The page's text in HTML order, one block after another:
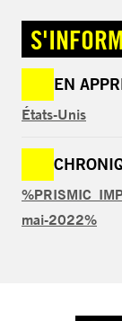
EN
États-Unis
mai-2022%